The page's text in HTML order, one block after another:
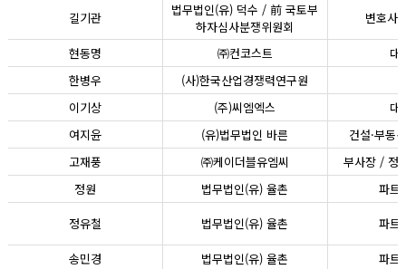
길기관
법무법인(유) 덕수 / 前 국토부
하자심사분쟁위원회
변호사
현동명 ㈜컨코스트
대
한병우
(사)한국산업경쟁력연구원
이기상
(주)씨엠엑스
대
여지윤
(유)법무법인 바른
건설·부동
고재풍
㈜케이더블유엠씨
부사장 / 정
정원
법무법인(유) 율촌
파트
정유철
법무법인(유) 율촌 파트
송민경 법무법인(유) 율촌
파트